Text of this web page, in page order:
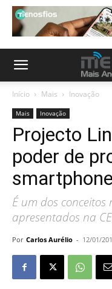
Início Mais Inovação
Mais Inovação
Projecto
poder de
É um dos conceitos
apresentados na
Por Carlos Aurélio - 12/01/